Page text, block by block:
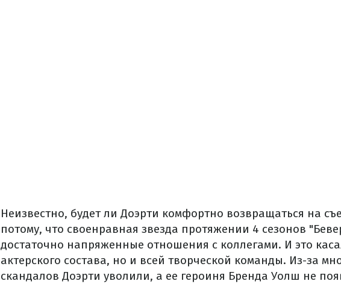
Неизвестно, будет ли Доэрти комфортно возвращаться на
потому, что своенравная звезда протяжении 4 сезонов
достаточно напряженные отношения с коллегами. И это
актерского состава, но и всей творческой команды. Из-за
скандалов Доэрти уволили, а ее героиня Бренда Уолш не